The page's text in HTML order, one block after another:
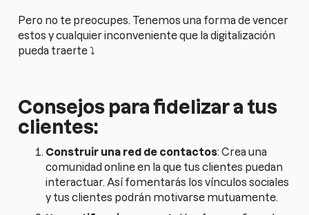
Pero no te preocupes. Tenemos una forma de vencer
estos y cualquier inconveniente que la digitalización
pueda traerte ⤵️
Consejos para fidelizar a tus
clientes:
Construir una red de contactos: Crea una
comunidad online en la que tus clientes puedan
interactuar. Así fomentarás los vínculos sociales
y tus clientes podrán motivarse mutuamente.